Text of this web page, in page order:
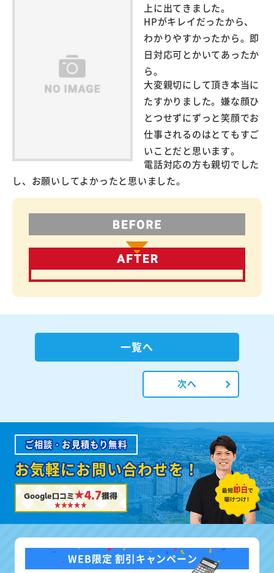
上に出てきました。
HPがキレイだったから、
わかりやすかったから。即
日対応可とかいてあったか
ら。
大変親切にして頂き本当に
たすかりました。嫌な顔ひ
とつせずにずっと笑顔でお
仕事されるのはとてもすご
いことだと思います。
電話対応の方も親切でした
し、お願いしてよかったと思いました。
一覧へ
次へ
ご相談・お見積もり無料
お気軽にお問い合わせを！
Google口コミ★4.7獲得
WEB限定 割引キャンペーン